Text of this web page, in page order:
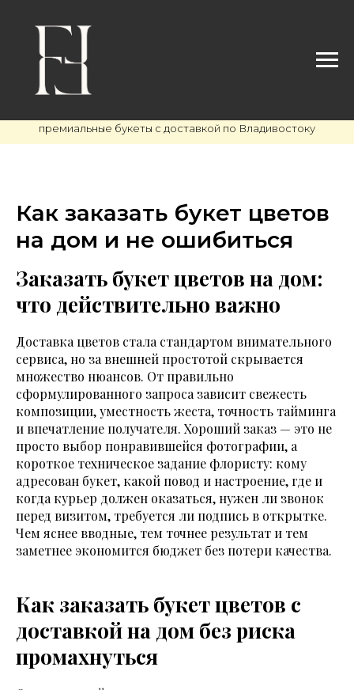
премиальные букеты с доставкой по Владивостоку
Как заказать букет цветов
на дом и не ошибиться
Заказать букет цветов на дом:
что действительно важно
Доставка цветов стала стандартом внимательного
сервиса, но за внешней простотой скрывается
множество нюансов. От правильно
сформулированного запроса зависит свежесть
композиции, уместность жеста, точность тайминга
и впечатление получателя. Хороший заказ — это не
просто выбор понравившейся фотографии, а
короткое техническое задание флористу: кому
адресован букет, какой повод и настроение, где и
когда курьер должен оказаться, нужен ли звонок
перед визитом, требуется ли подпись в открытке.
Чем яснее вводные, тем точнее результат и тем
заметнее экономится бюджет без потери качества.
Как заказать букет цветов с
доставкой на дом без риска
промахнуться